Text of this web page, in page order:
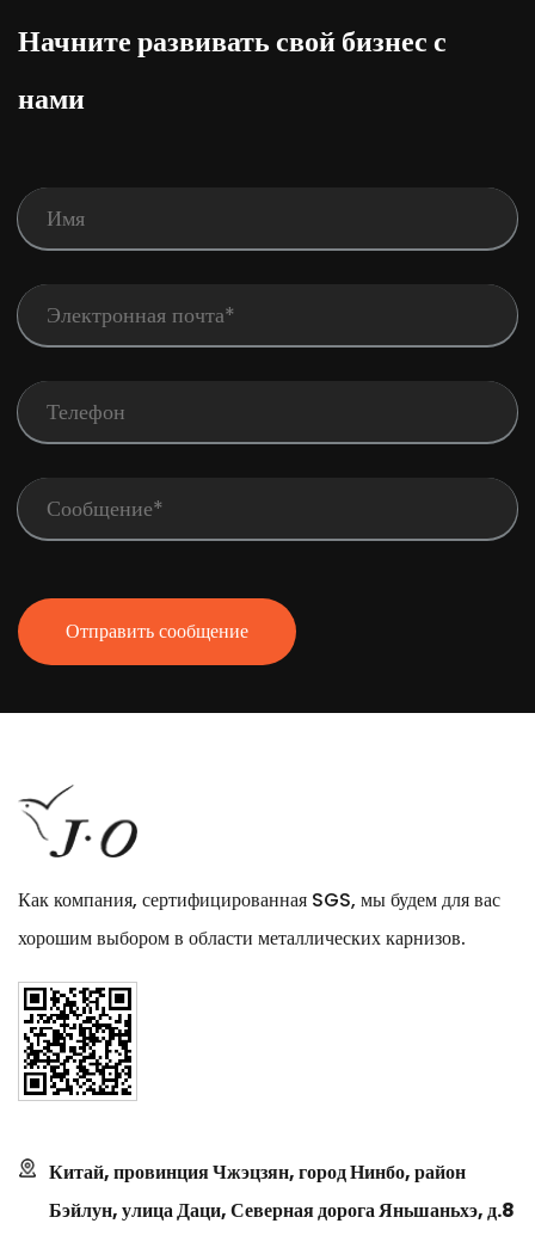
Начните развивать свой бизнес с
нами
Отправить сообщение
Как компания, сертифицированная SGS, мы будем для вас
хорошим выбором в области металлических карнизов.
Китай, провинция Чжэцзян, город Нинбо, район
Бэйлун, улица Даци, Северная дорога Яньшаньхэ, д.8